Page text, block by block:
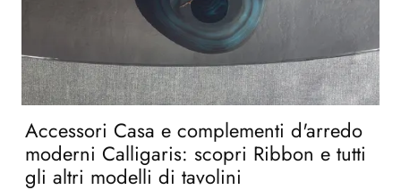
Accessori Casa e complementi d'arredo
moderni Calligaris: scopri Ribbon e tutti
gli altri modelli di tavolini